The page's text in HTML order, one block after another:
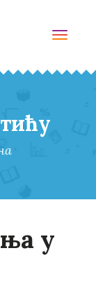
у